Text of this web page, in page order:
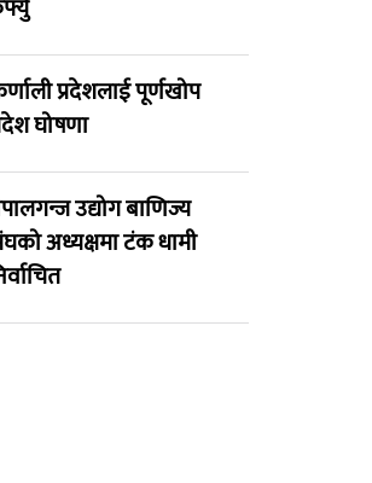
प्रदेशलाई पूर्णखोप
घोषणा
उद्योग बाणिज्य
अध्यक्षमा टंक धामी